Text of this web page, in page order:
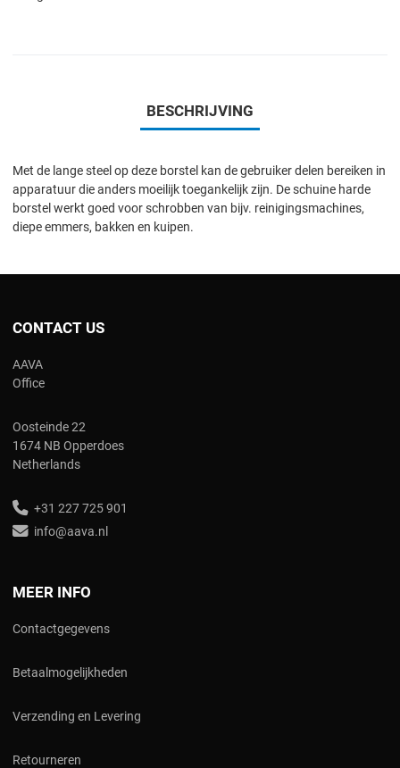
BESCHRIJVING
Met de lange steel op deze borstel kan de gebruiker delen bereiken in
apparatuur die anders moeilijk toegankelijk zijn. De schuine harde
borstel werkt goed voor schrobben van bijv. reinigingsmachines,
diepe emmers, bakken en kuipen.
CONTACT US
AAVA
Office
Oosteinde 22
1674 NB Opperdoes
Netherlands
+31 227 725 901
info@aava.nl
MEER INFO
Contactgegevens
Betaalmogelijkheden
Verzending en Levering
Retourneren